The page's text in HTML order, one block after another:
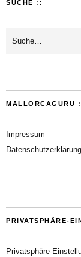
SUCHE ::
MALLORCAGURU
Impressum
Datenschutzerklärung
PRIVATSPHÄRE-
Privatsphäre-